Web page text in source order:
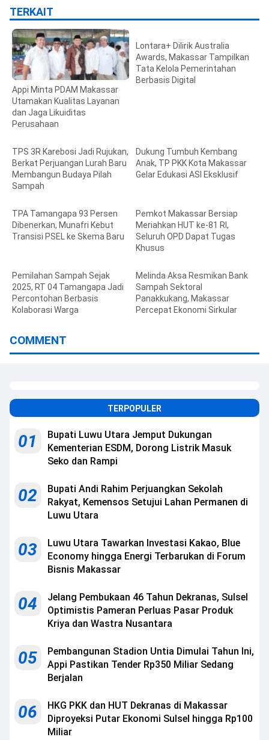
TERKAIT
Appi Minta PDAM Makassar
Utamakan Kualitas Layanan
dan Jaga Likuiditas
Perusahaan
Lontara+ Dilirik Australia
Awards, Makassar Tampilkan
Tata Kelola Pemerintahan
Berbasis Digital
TPS 3R Karebosi Jadi Rujukan,
Berkat Perjuangan Lurah Baru
Membangun Budaya Pilah
Sampah
Dukung Tumbuh Kembang
Anak, TP PKK Kota Makassar
Gelar Edukasi ASI Eksklusif
TPA Tamangapa 93 Persen
Dibenerkan, Munafri Kebut
Transisi PSEL ke Skema Baru
Pemkot Makassar Bersiap
Meriahkan HUT ke-81 RI,
Seluruh OPD Dapat Tugas
Khusus
Pemilahan Sampah Sejak
2025, RT 04 Tamangapa Jadi
Percontohan Berbasis
Kolaborasi Warga
Melinda Aksa Resmikan Bank
Sampah Sektoral
Panakkukang, Makassar
Percepat Ekonomi Sirkular
COMMENT
TERPOPULER
01
Bupati Luwu Utara Jemput Dukungan
Kementerian ESDM, Dorong Listrik Masuk
Seko dan Rampi
02
Bupati Andi Rahim Perjuangkan Sekolah
Rakyat, Kemensos Setujui Lahan Permanen di
Luwu Utara
03
Luwu Utara Tawarkan Investasi Kakao, Blue
Economy hingga Energi Terbarukan di Forum
Bisnis Makassar
04
Jelang Pembukaan 46 Tahun Dekranas, Sulsel
Optimistis Pameran Perluas Pasar Produk
Kriya dan Wastra Nusantara
05
Pembangunan Stadion Untia Dimulai Tahun Ini,
Appi Pastikan Tender Rp350 Miliar Sedang
Berjalan
06
HKG PKK dan HUT Dekranas di Makassar
Diproyeksi Putar Ekonomi Sulsel hingga Rp100
Miliar